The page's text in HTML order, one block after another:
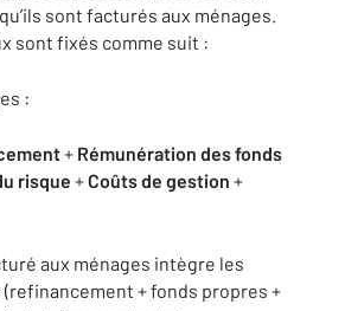
sont facturés aux ménages.
sont fixés comme suit :
:
+ Rémunération des fonds
risque +Coûts de gestion +
aux ménages intègre les
+ fonds propres +